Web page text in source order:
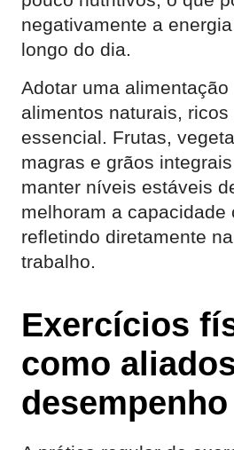
negativamente a
longo do dia.
Adotar uma
alimentos naturais,
essencial. Frutas,
magras e grãos
manter níveis estáveis
melhoram a capacidade
refletindo diretamente
trabalho.
Exercícios
como
desempenho